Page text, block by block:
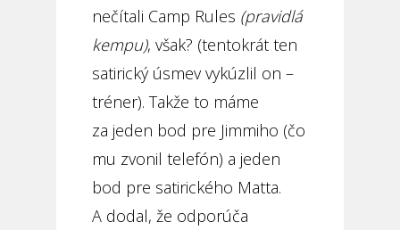
nečítali Camp Rules (pravidlá
kempu), však? (tentokrát ten
satirický úsmev vykúzlil on –
tréner). Takže to máme
za jeden bod pre Jimmiho (čo
mu zvonil telefón) a jeden
bod pre satirického Matta.
A dodal, že odporúča